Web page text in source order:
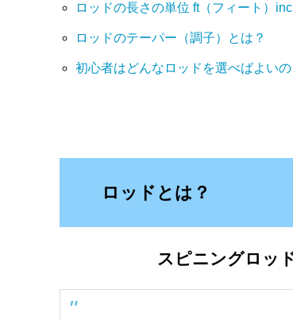
ロッドの長さの単位 ft（フィート）
ロッドのテーパー（調子）とは？
初心者はどんなロッドを選べばよいの
ロッドとは？
スピニングロッ